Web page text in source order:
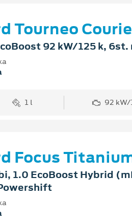
Tourneo
92 kW/125 k,
1 l 92 kW/
Focus
1.0 EcoBoost Hybrid